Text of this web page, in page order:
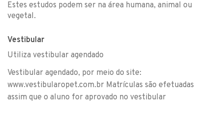
Estes estudos podem ser na área humana, animal ou
vegetal.
Vestibular
Utiliza vestibular agendado
Vestibular agendado, por meio do site:
www.vestibularopet.com.br Matrículas são efetuadas
assim que o aluno for aprovado no vestibular